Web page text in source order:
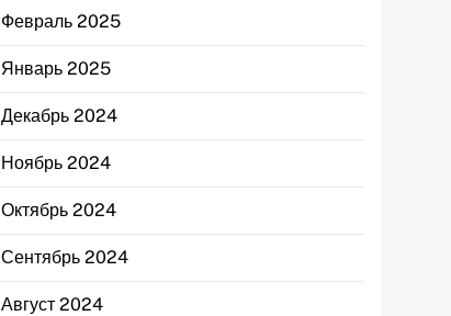
Февраль 2025
Январь 2025
Декабрь 2024
Ноябрь 2024
Октябрь 2024
Сентябрь 2024
Август 2024